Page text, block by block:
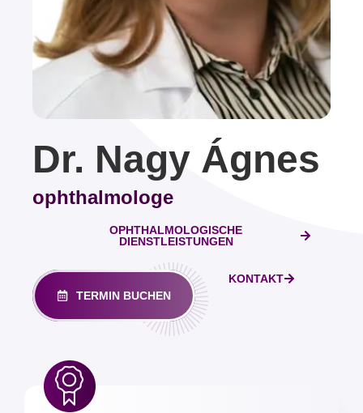
Dr. Nagy Ágnes
ophthalmologe
OPHTHALMOLOGISCHE
DIENSTLEISTUNGEN
TERMIN BUCHEN
KONTAKT